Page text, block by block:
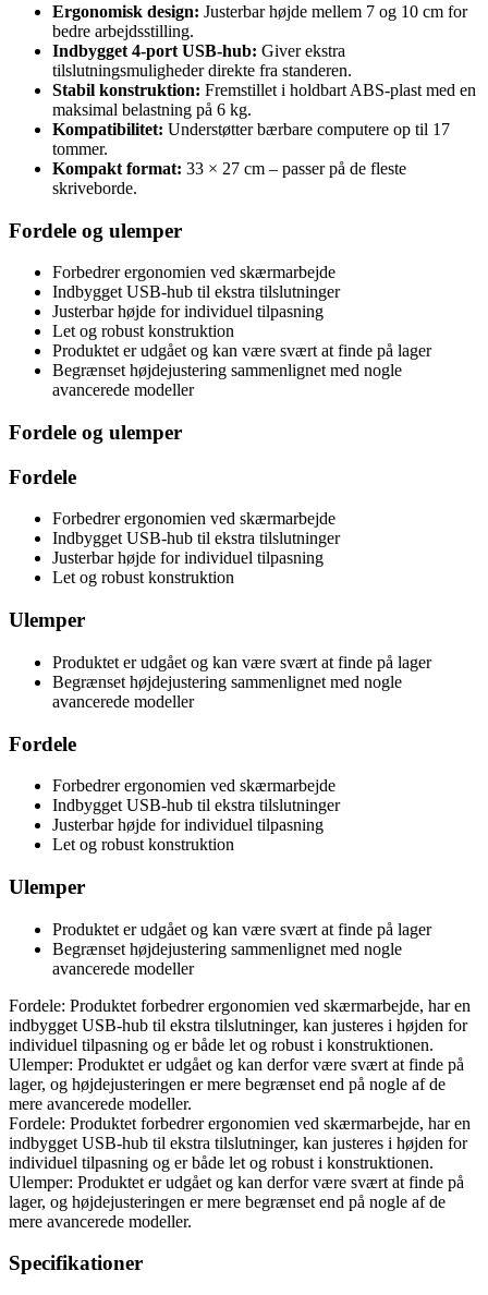
Ergonomisk design: Justerbar højde mellem 7 og 10 cm for
bedre arbejdsstilling.
Indbygget 4-port USB-hub: Giver ekstra
tilslutningsmuligheder direkte fra standeren.
Stabil konstruktion: Fremstillet i holdbart ABS-plast med en
maksimal belastning på 6 kg.
Kompatibilitet: Understøtter bærbare computere op til 17
tommer.
Kompakt format: 33 × 27 cm – passer på de fleste
skriveborde.
Fordele og ulemper
Forbedrer ergonomien ved skærmarbejde
Indbygget USB-hub til ekstra tilslutninger
Justerbar højde for individuel tilpasning
Let og robust konstruktion
Produktet er udgået og kan være svært at finde på lager
Begrænset højdejustering sammenlignet med nogle
avancerede modeller
Fordele og ulemper
Fordele
Forbedrer ergonomien ved skærmarbejde
Indbygget USB-hub til ekstra tilslutninger
Justerbar højde for individuel tilpasning
Let og robust konstruktion
Ulemper
Produktet er udgået og kan være svært at finde på lager
Begrænset højdejustering sammenlignet med nogle
avancerede modeller
Fordele
Forbedrer ergonomien ved skærmarbejde
Indbygget USB-hub til ekstra tilslutninger
Justerbar højde for individuel tilpasning
Let og robust konstruktion
Ulemper
Produktet er udgået og kan være svært at finde på lager
Begrænset højdejustering sammenlignet med nogle
avancerede modeller
Fordele: Produktet forbedrer ergonomien ved skærmarbejde, har en
indbygget USB-hub til ekstra tilslutninger, kan justeres i højden for
individuel tilpasning og er både let og robust i konstruktionen.
Ulemper: Produktet er udgået og kan derfor være svært at finde på
lager, og højdejusteringen er mere begrænset end på nogle af de
mere avancerede modeller.
Fordele: Produktet forbedrer ergonomien ved skærmarbejde, har en
indbygget USB-hub til ekstra tilslutninger, kan justeres i højden for
individuel tilpasning og er både let og robust i konstruktionen.
Ulemper: Produktet er udgået og kan derfor være svært at finde på
lager, og højdejusteringen er mere begrænset end på nogle af de
mere avancerede modeller.
Specifikationer